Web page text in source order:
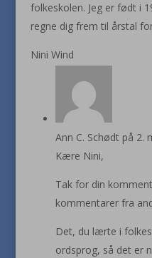
folkeskolen. Jeg er født i
regne dig frem til årstal
Nini Wind
Ann C. Schødt på 2.
Kære Nini,
Tak for din
kommentarer fra
Det, du lærte i
ordsprog, så det er